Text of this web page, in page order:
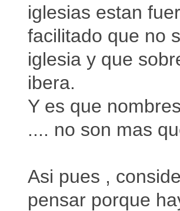
iglesias estan
facilitado que no
iglesia y que
ibera.
Y es que
.... no son mas
Asi pues ,
pensar porque